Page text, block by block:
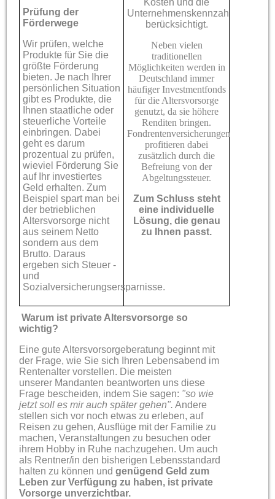
Prüfung der
Förderwege
Wir prüfen, welche
Produkte für Sie die
größte Förderung
bieten. Je nach Ihrer
persönlichen Situation
gibt es Produkte, die
Ihnen staatliche oder
steuerliche Vorteile
einbringen. Dabei
geht es darum
prozentual zu prüfen,
wieviel Förderung Sie
auf Ihr investiertes
Geld erhalten. Zum
Beispiel spart man bei
der betrieblichen
Altersvorsorge nicht
aus seinem Netto
sondern aus dem
Brutto. Daraus
ergeben sich Steuer -
und
Sozialversicherungsersparnisse.
Unternehmenskennzahlen
berücksichtigt.
Neben vielen
traditionellen
Möglichkeiten werden in
Deutschland immer
häufiger Investmentfonds
für die Altersvorsorge
genutzt, da sie höhere
Renditen bringen.
Fondrentenversicherungen
profitieren dabei
zusätzlich durch die
Befreiung von der
Abgeltungssteuer.
Zum Schluss steht
eine individuelle
Lösung, die genau
zu Ihnen passt.
Warum ist private Altersvorsorge so
wichtig?
Eine gute Altersvorsorgeberatung beginnt mit
der Frage, wie Sie sich Ihren Lebensabend im
Rentenalter vorstellen. Die meisten
unserer Mandanten beantworten uns diese
Frage bescheiden, indem Sie sagen: "so wie
jetzt soll es mir auch später gehen". Andere
stellen sich vor noch etwas zu erleben, auf
Reisen zu gehen, Ausflüge mit der Familie zu
machen, Veranstaltungen zu besuchen oder
ihrem Hobby in Ruhe nachzugehen. Um auch
als Rentner/in den bisherigen Lebensstandard
halten zu können undgenügend Geld zum
Leben zur Verfügung zu haben, ist private
Vorsorge unverzichtbar.